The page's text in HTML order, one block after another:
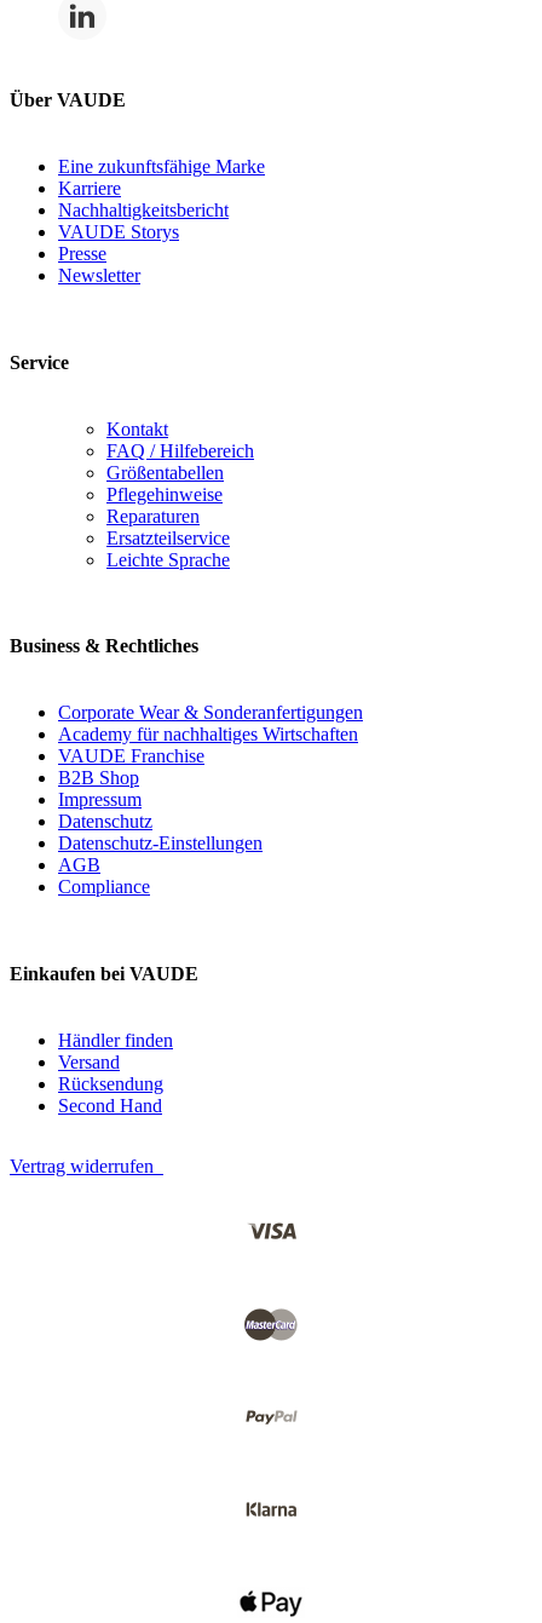
Über VAUDE
Eine zukunftsfähige Marke
Karriere
Nachhaltigkeitsbericht
VAUDE Storys
Presse
Newsletter
Service
Kontakt
FAQ / Hilfebereich
Größentabellen
Pflegehinweise
Reparaturen
Ersatzteilservice
Leichte Sprache
Business & Rechtliches
Corporate Wear & Sonderanfertigungen
Academy für nachhaltiges Wirtschaften
VAUDE Franchise
B2B Shop
Impressum
Datenschutz
Datenschutz-Einstellungen
AGB
Compliance
Einkaufen bei VAUDE
Händler finden
Versand
Rücksendung
Second Hand
Vertrag widerrufen